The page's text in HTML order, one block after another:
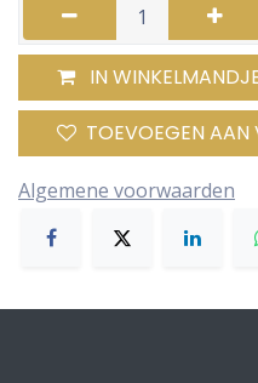
IN
TOEVOEGEN AAN
Algemene voorwaarden